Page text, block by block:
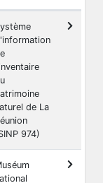
de La
974)